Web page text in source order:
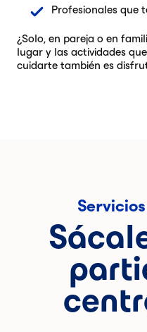
Profesionales que
¿Solo, en pareja o en
lugar y las actividades
cuidarte también es